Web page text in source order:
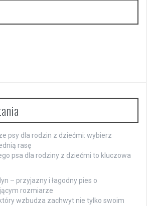
psy dla rodzin z dziećmi: wybierz
rasę
psa dla rodziny z dziećmi to kluczowa
– przyjazny i łagodny pies o
rozmiarze
wzbudza zachwyt nie tylko swoim